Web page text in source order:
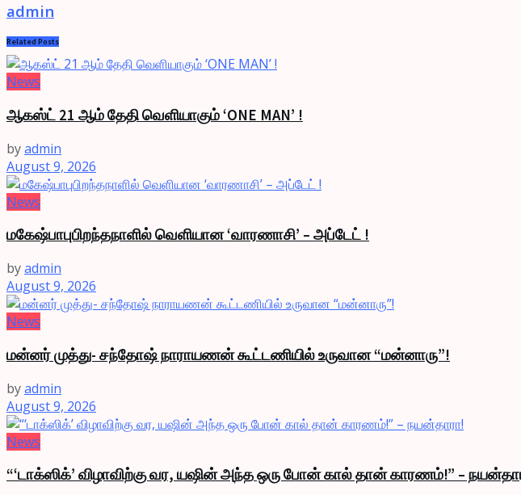
admin
Related Posts
News
ஆகஸ்ட் 21 ஆம் தேதி வெளியாகும் ‘ONE MAN’ !
byadmin
August 9, 2026
News
மகேஷ்பாபுபிறந்தநாளில் வெளியான ‘வாரணாசி’ – அப்டேட் !
byadmin
August 9, 2026
News
மன்னர் முத்து- சந்தோஷ் நாராயணன் கூட்டணியில் உருவான “மன்னாரு”!
byadmin
August 9, 2026
News
“‘டாக்ஸிக்’ விழாவிற்கு வர, யஷின் அந்த ஒரு போன் கால் தான் காரணம்!” –